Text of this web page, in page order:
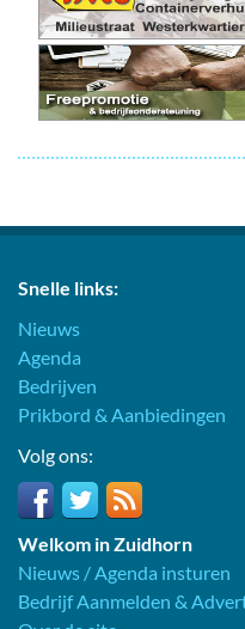
Snelle links:
Nieuws
Agenda
Bedrijven
Prikbord & Aanbiedingen
Volg ons:
Welkom in Zuidhorn
Nieuws / Agenda insturen
Bedrijf Aanmelden &